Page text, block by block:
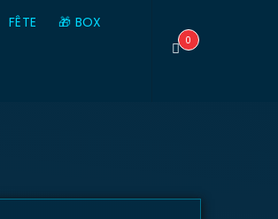
FÊTE 🎁 BOX
0